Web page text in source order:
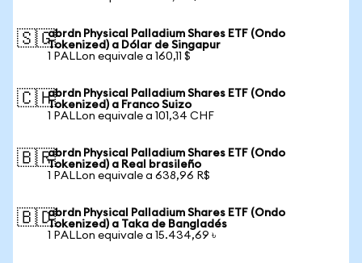
🇸🇬abrdn Physical Palladium Shares ETF (Ondo
Tokenized) a Dólar de Singapur
1 PALLon equivale a 160,11 $
🇨🇭abrdn Physical Palladium Shares ETF (Ondo
Tokenized) a Franco Suizo
1 PALLon equivale a 101,34 CHF
🇧🇷abrdn Physical Palladium Shares ETF (Ondo
Tokenized) a Real brasileño
1 PALLon equivale a 638,96 R$
🇧🇩abrdn Physical Palladium Shares ETF (Ondo
Tokenized) a Taka de Bangladés
1 PALLon equivale a 15.434,69 ৳